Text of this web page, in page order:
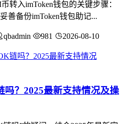
转入imToken钱包的关键步骤：
善备份imToken钱包助记...
qbadmin 981 2026-08-10
吗？2025最新支持情况及操